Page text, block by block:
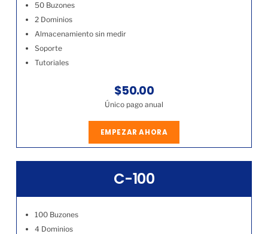
50 Buzones
2 Dominios
Almacenamiento sin medir
Soporte
Tutoriales
$50.00
Único pago anual
EMPEZAR AHORA
C-100
100 Buzones
4 Dominios